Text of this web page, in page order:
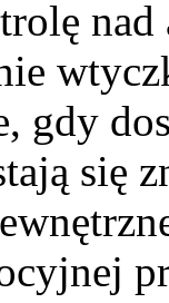
gdy
się